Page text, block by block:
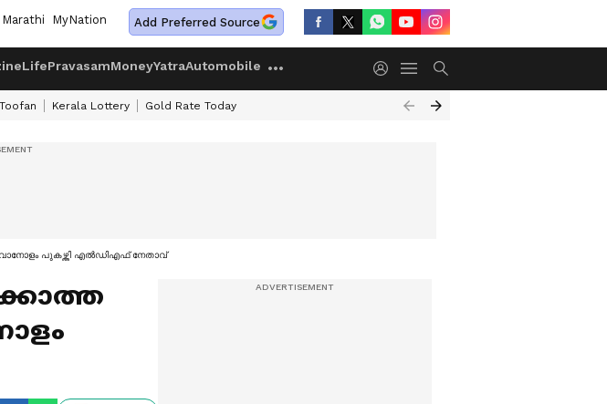
Marathi MyNation Add Preferred Source
LifePravasamMoneyYatraAutomobile
Kerala Lottery Gold Rate Today
വാനോളം പുകഴ്ത്തി എൽഡിഎഫ് നേതാവ്